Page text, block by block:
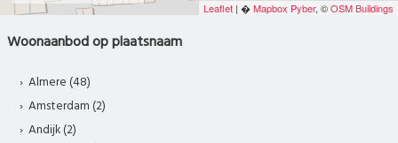
Leaflet | �Mapbox Pyber, ©OSM Buildings
Woonaanbod op plaatsnaam
Almere (48)
Amsterdam (2)
Andijk (2)